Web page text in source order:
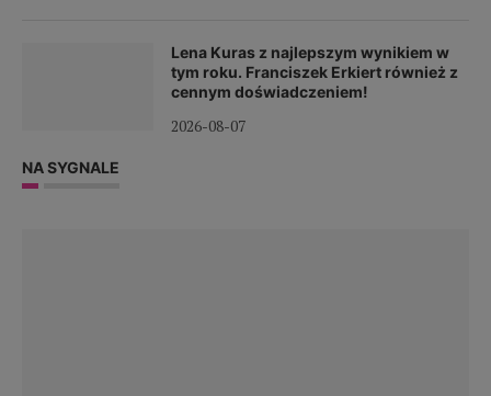
Lena Kuras z najlepszym wynikiem w
tym roku. Franciszek Erkiert również z
cennym doświadczeniem!
2026-08-07
NA SYGNALE